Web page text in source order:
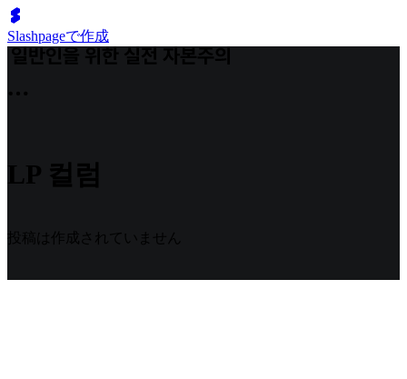
Slashpageで作成
LP 컬럼
投稿は作成されていません